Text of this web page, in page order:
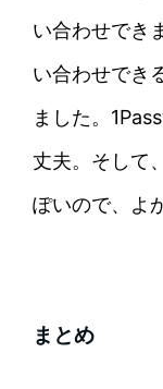
い合わせでき
い合わせでき
ました。
丈夫。そして
ぽいので、よ
まとめ